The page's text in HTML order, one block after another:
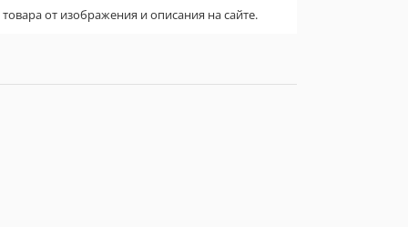
от изображения и описания на сайте.